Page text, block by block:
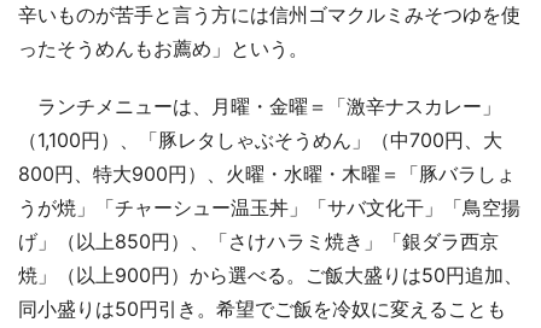
辛いものが苦手と言う方には信州ゴマクルミみそつゆを使
ったそうめんもお薦め」という。
ランチメニューは、月曜・金曜＝「激辛ナスカレー」
（1,100円）、「豚レタしゃぶそうめん」（中700円、大
800円、特大900円）、火曜・水曜・木曜＝「豚バラしょ
うが焼」「チャーシュー温玉丼」「サバ文化干」「鳥空揚
げ」（以上850円）、「さけハラミ焼き」「銀ダラ西京
焼」（以上900円）から選べる。ご飯大盛りは50円追加、
同小盛りは50円引き。希望でご飯を冷奴に変えることも